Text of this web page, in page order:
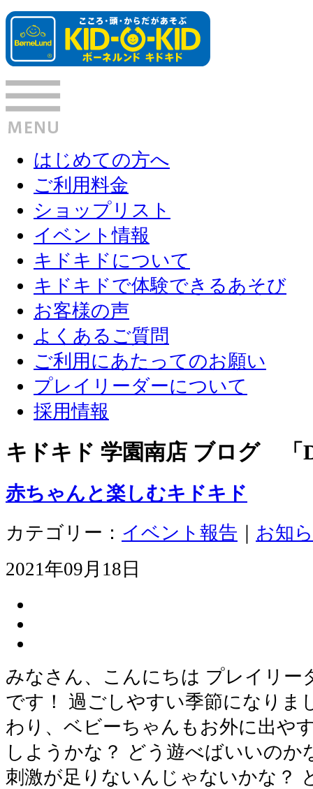
はじめての方へ
ご利用料金
ショップリスト
イベント情報
キドキドについて
キドキドで体験できるあそび
お客様の声
よくあるご質問
ご利用にあたってのお願い
プレイリーダーについて
採用情報
キドキド 学園南店 ブログ 「
赤ちゃんと楽しむキドキド
カテゴリー： イベント報告
お知
2021年09月18日
みなさん、こんにちは プレイリー
です！ 過ごしやすい季節になりま
わり、ベビーちゃんもお外に出や
しようかな？ どう遊べばいいのか
刺激が足りないんじゃないかな？